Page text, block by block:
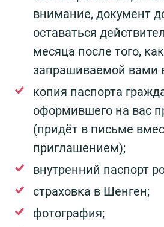
внимание, документ
оставаться
месяца после того,
запрашиваемой вами
копия паспорта
оформившего на вас
(придёт в письме
приглашением);
внутренний паспорт
страховка в Шенген;
фотография;